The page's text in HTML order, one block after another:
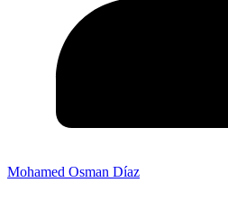
Mohamed Osman Díaz